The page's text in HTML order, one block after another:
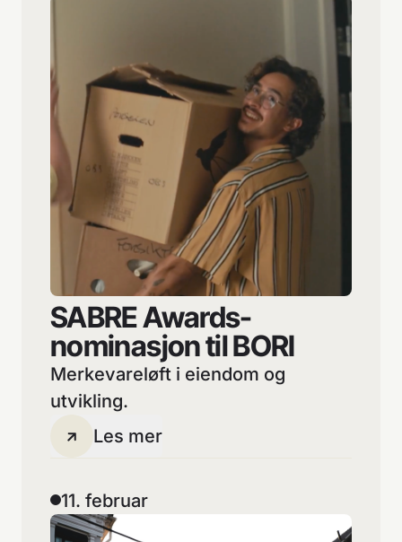
SABRE Awards-
nominasjon til BORI
Merkevareløft i eiendom og
utvikling.
Les mer
11. februar